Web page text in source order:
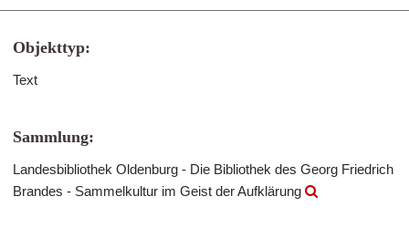
Objekttyp:
Text
Sammlung:
Landesbibliothek Oldenburg - Die Bibliothek des Georg Friedrich
Brandes - Sammelkultur im Geist der Aufklärung